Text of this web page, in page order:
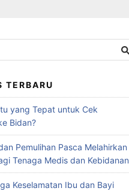
TERBARU
yang Tepat untuk Cek
Bidan?
Pemulihan Pasca Melahirkan
Tenaga Medis dan Kebidanan
Keselamatan Ibu dan Bayi